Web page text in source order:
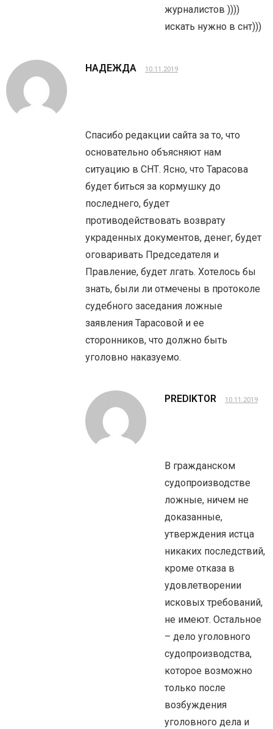
журналистов ))))
искать нужно в снт)))
НАДЕЖДА 10.11.2019
Спасибо редакции сайта за то, что
основательно объясняют нам
ситуацию в СНТ. Ясно, что Тарасова
будет биться за кормушку до
последнего, будет
противодействовать возврату
украденных документов, денег, будет
оговаривать Председателя и
Правление, будет лгать. Хотелось бы
знать, были ли отмечены в протоколе
судебного заседания ложные
заявления Тарасовой и ее
сторонников, что должно быть
уголовно наказуемо.
PREDIKTOR 10.11.2019
В гражданском
судопроизводстве
ложные, ничем не
доказанные,
утверждения истца
никаких последствий,
кроме отказа в
удовлетворении
исковых требований,
не имеют. Остальное
– дело уголовного
судопроизводства,
которое возможно
только после
возбуждения
уголовного дела и